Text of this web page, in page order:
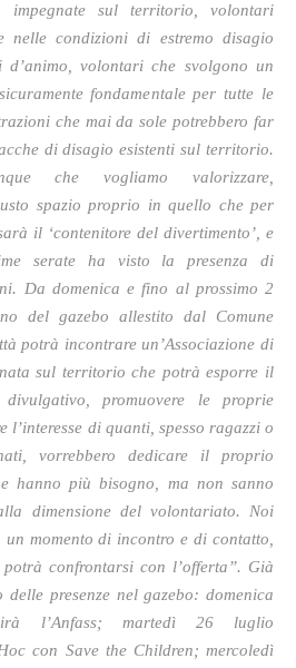
sul territorio, volontari
nelle condizioni di estremo disagio
d’animo, volontari che svolgono un
fondamentale per tutte le
che mai da sole potrebbero far
di disagio esistenti sul territorio.
che vogliamo valorizzare,
spazio proprio in quello che per
il ‘contenitore del divertimento’, e
serate ha visto la presenza di
Da domenica e fino al prossimo 2
del gazebo allestito dal Comune
potrà incontrare un’Associazione di
sul territorio che potrà esporre il
promuovere le proprie
l’interesse di quanti, spesso ragazzi o
vorrebbero dedicare il proprio
hanno più bisogno, ma non sanno
dimensione del volontariato. Noi
un momento di incontro e di contatto,
confrontarsi con l’offerta”. Già
presenze nel gazebo: domenica
l’Anfass; martedì 26 luglio
con Save the Children; mercoledì